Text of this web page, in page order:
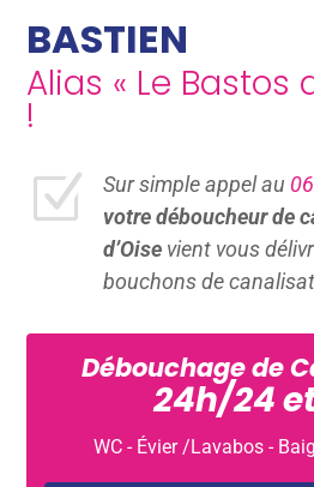
BASTIEN
Alias « Le Bastos
!
Z Sur simple appel au
votre déboucheur de
d’Oise vient vous
bouchons de
Débouchage de
24h/24
WC - Évier /Lavabos -